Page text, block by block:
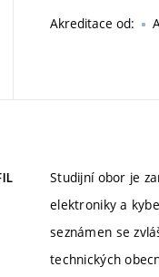
Akreditace od:
Studijní obor je
elektroniky a
seznámen se
technických